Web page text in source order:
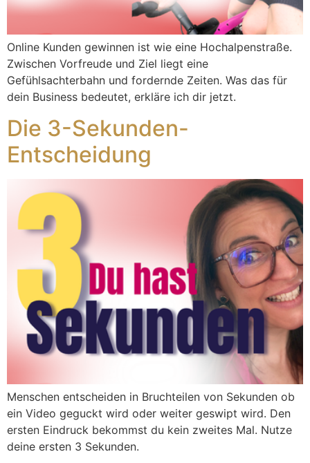
Online Kunden gewinnen ist wie eine Hochalpenstraße.
Zwischen Vorfreude und Ziel liegt eine
Gefühlsachterbahn und fordernde Zeiten. Was das für
dein Business bedeutet, erkläre ich dir jetzt.
Die 3-Sekunden-
Entscheidung
Menschen entscheiden in Bruchteilen von Sekunden ob
ein Video geguckt wird oder weiter geswipt wird. Den
ersten Eindruck bekommst du kein zweites Mal. Nutze
deine ersten 3 Sekunden.